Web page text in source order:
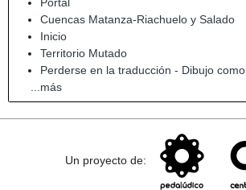
Cuencas Matanza-Riachuelo y Salado
Inicio
Territorio Mutado
Perderse en la traducción - Dibujo
...más
Un proyecto de: